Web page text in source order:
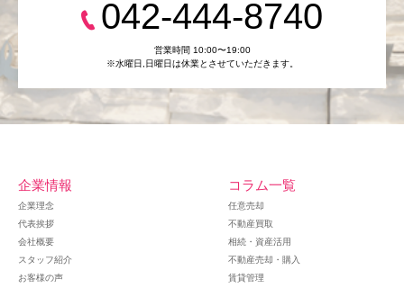
042-444-8740
営業時間 10:00〜19:00
※水曜日,⽇曜日は休業とさせていただきます。
企業情報
企業理念
代表挨拶
会社概要
スタッフ紹介
お客様の声
コラム一覧
任意売却
不動産買取
相続・資産活用
不動産売却・購入
賃貸管理